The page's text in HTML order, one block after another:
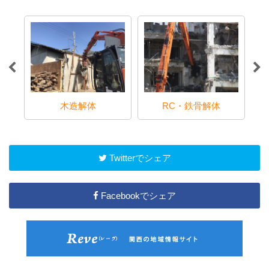
木造解体 RC・鉄骨解体
Twitterでシェア
Facebookでシェア